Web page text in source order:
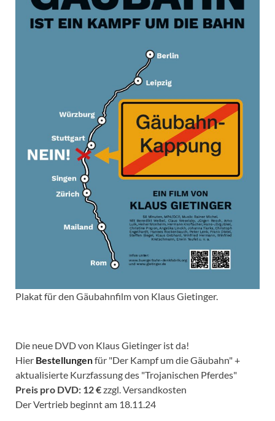
Plakat für den Gäubahnfilm von Klaus Gietinger.
Die neue DVD von Klaus Gietinger ist da!
Hier Bestellungenfür "Der Kampf um die Gäubahn" +
aktualisierte Kurzfassung des "Trojanischen Pferdes"
Preis pro DVD: 12 €zzgl. Versandkosten
Der Vertrieb beginnt am 18.11.24